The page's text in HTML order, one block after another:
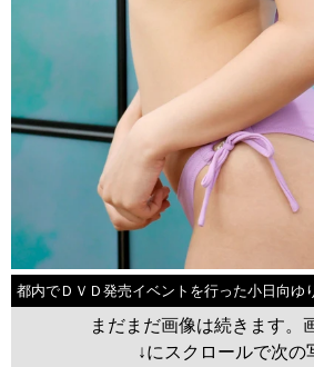
都内でＤＶＤ発売イベントを行った小日向ゆ
まだまだ画像は続きます。
↓にスクロールで次の